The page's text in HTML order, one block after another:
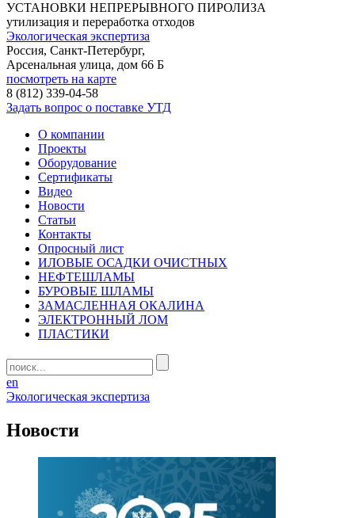
УСТАНОВКИ НЕПРЕРЫВНОГО ПИРОЛИЗА
утилизация и переработка отходов
Экологическая экспертиза
Россия, Санкт-Петербург,
Арсенальная улица, дом 66 Б
посмотреть на карте
8 (812) 339-04-58
Задать вопрос о поставке УТД
О компании
Проекты
Оборудование
Сертификаты
Видео
Новости
Статьи
Контакты
Опросный лист
ИЛОВЫЕ ОСАДКИ ОЧИСТНЫХ
НЕФТЕШЛАМЫ
БУРОВЫЕ ШЛАМЫ
ЗАМАСЛЕННАЯ ОКАЛИНА
ЭЛЕКТРОННЫЙ ЛОМ
ПЛАСТИКИ
en
Экологическая экспертиза
Новости